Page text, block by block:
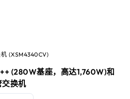
(XSM4340CV​​)
(280W基座，高达1,760W)和
交换机